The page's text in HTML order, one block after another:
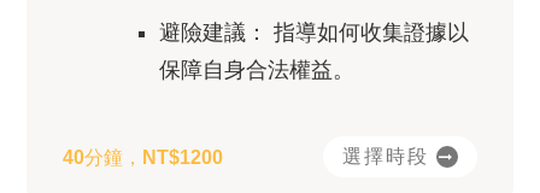
避險建議：
指導如何收集證據以
保障自身合法權益。
40分鐘，NT$1200 選擇時段